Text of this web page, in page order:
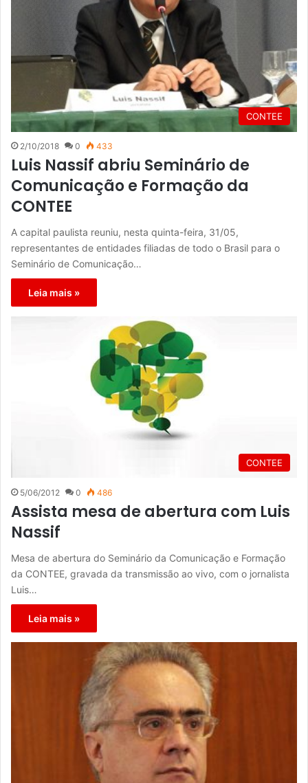
CONTEE
2/10/2018 0 433
Luis Nassif abriu Seminário de
Comunicação e Formação da
CONTEE
A capital paulista reuniu, nesta quinta-feira, 31/05,
representantes de entidades filiadas de todo o Brasil para o
Seminário de Comunicação…
Leia mais »
CONTEE
5/06/2012 0 486
Assista mesa de abertura com Luis
Nassif
Mesa de abertura do Seminário da Comunicação e Formação
da CONTEE, gravada da transmissão ao vivo, com o jornalista
Luis…
Leia mais »